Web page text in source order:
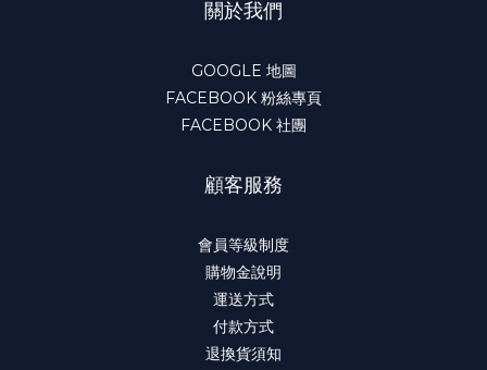
關於我們
GOOGLE 地圖
FACEBOOK 粉絲專頁
FACEBOOK 社團
顧客服務
會員等級制度
購物金說明
運送方式
付款方式
退換貨須知